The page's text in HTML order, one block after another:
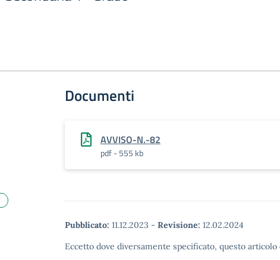
Documenti
AVVISO-N.-82
pdf - 555 kb
Pubblicato: 11.12.2023 - Revisione: 12.02.2024
Eccetto dove diversamente specificato, questo